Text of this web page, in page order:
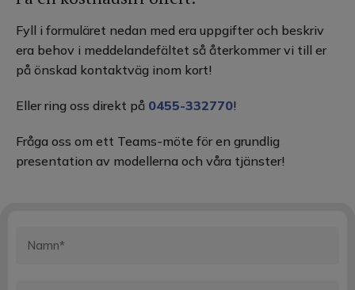
Fyll i formuläret nedan med era uppgifter och beskriv
era behov i meddelandefältet så återkommer vi till er
på önskad kontaktväg inom kort!
Eller ring oss direkt på 0455-332770!
Fråga oss om ett Teams-möte för en grundlig
presentation av modellerna och våra tjänster!